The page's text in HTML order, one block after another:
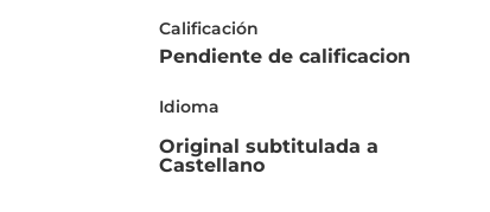
Calificación
Pendiente de calificacion
Idioma
Original subtitulada a
Castellano